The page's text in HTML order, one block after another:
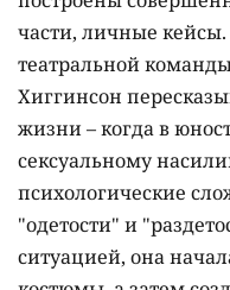
части, личные кейсы.
театральной
Хиггинсон
жизни – когда в
сексуальному
психологические
"одетости" и
ситуацией, она